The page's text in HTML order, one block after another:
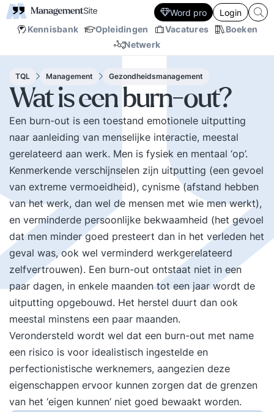
Kennisbank Opleidingen Vacatures
Boeken
Netwerk
Word pro Login
TQL Management Gezondheidsmanagement
Wat is een burn-out?
Een burn-out is een toestand emotionele uitputting
naar aanleiding van menselijke interactie, meestal
gerelateerd aan werk. Men is fysiek en mentaal ‘op’.
Kenmerkende verschijnselen zijn uitputting (een gevoel
van extreme vermoeidheid), cynisme (afstand hebben
van het werk, dan wel de mensen met wie men werkt),
en verminderde persoonlijke bekwaamheid (het gevoel
dat men minder goed presteert dan in het verleden het
geval was, ook wel verminderd werkgerelateerd
zelfvertrouwen). Een burn-out ontstaat niet in een
paar dagen, in enkele maanden tot een jaar wordt de
uitputting opgebouwd. Het herstel duurt dan ook
meestal minstens een paar maanden.
Verondersteld wordt wel dat een burn-out met name
een risico is voor idealistisch ingestelde en
perfectionistische werknemers, aangezien deze
eigenschappen ervoor kunnen zorgen dat de grenzen
van het ‘eigen kunnen’ niet goed bewaakt worden.